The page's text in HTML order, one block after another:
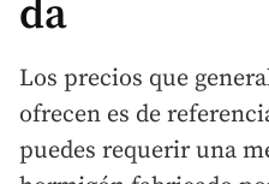
da
Los precios que
ofrecen es de
puedes requerir una